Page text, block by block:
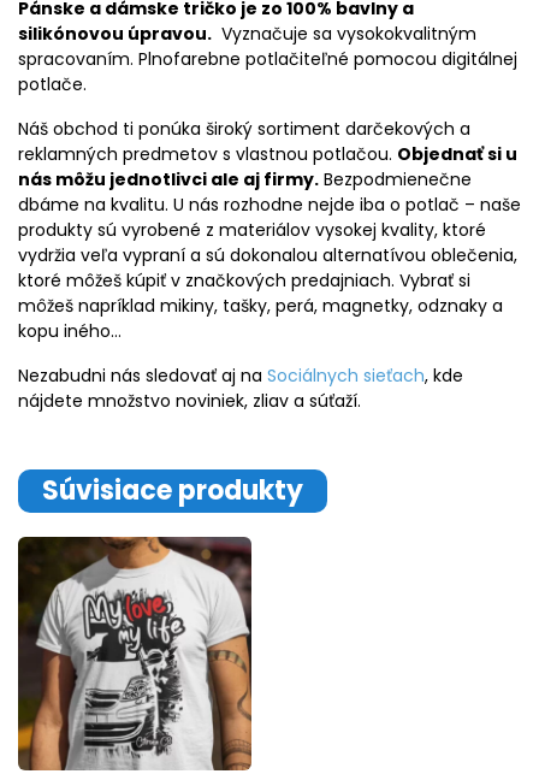
Pánske a dámske tričko je zo 100% bavlny a
silikónovou úpravou. Vyznačuje sa vysokokvalitným
spracovaním. Plnofarebne potlačiteľné pomocou digitálnej
potlače.
Náš obchod ti ponúka široký sortiment darčekových a
reklamných predmetov s vlastnou potlačou. Objednať si u
nás môžu jednotlivci ale aj firmy. Bezpodmienečne
dbáme na kvalitu. U nás rozhodne nejde iba o potlač – naše
produkty sú vyrobené z materiálov vysokej kvality, ktoré
vydržia veľa vypraní a sú dokonalou alternatívou oblečenia,
ktoré môžeš kúpiť v značkových predajniach. Vybrať si
môžeš napríklad mikiny, tašky, perá, magnetky, odznaky a
kopu iného…
Nezabudni nás sledovať aj na Sociálnych sieťach, kde
nájdete množstvo noviniek, zliav a súťaží.
Súvisiace produkty